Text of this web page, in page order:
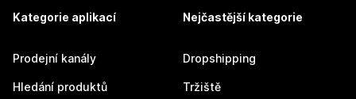
Kategorie aplikací
Prodejní kanály
Hledání produktů
Nejčastější kategorie
Dropshipping
Tržiště